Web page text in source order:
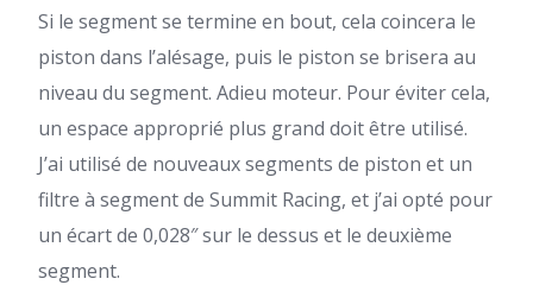
Si le segment se termine en bout, cela coincera le
piston dans l’alésage, puis le piston se brisera au
niveau du segment. Adieu moteur. Pour éviter cela,
un espace approprié plus grand doit être utilisé.
J’ai utilisé de nouveaux segments de piston et un
filtre à segment de Summit Racing, et j’ai opté pour
un écart de 0,028″ sur le dessus et le deuxième
segment.